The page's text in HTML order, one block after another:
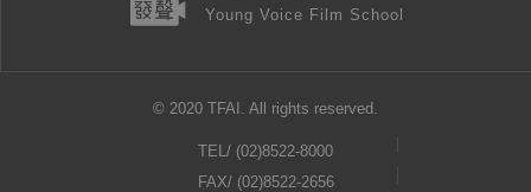
Young Voice Film School
© 2020 TFAI. All rights reserved.
TEL/ (02)8522-8000
FAX/ (02)8522-2656